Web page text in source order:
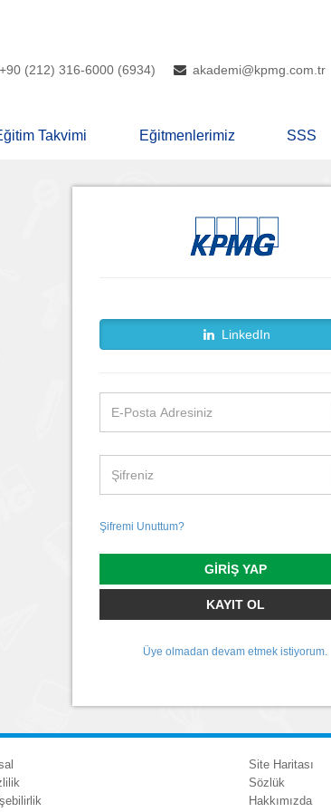
+90 (212) 316-6000 (6934) akademi@kpmg.com.tr
Takvimi Eğitmenlerimiz SSS
LinkedIn
Şifremi Unuttum?
GIRIŞ YAP
KAYIT OL
Üye olmadan devam etmek istiyorum.
Site Haritası
Sözlük
Hakkımızda